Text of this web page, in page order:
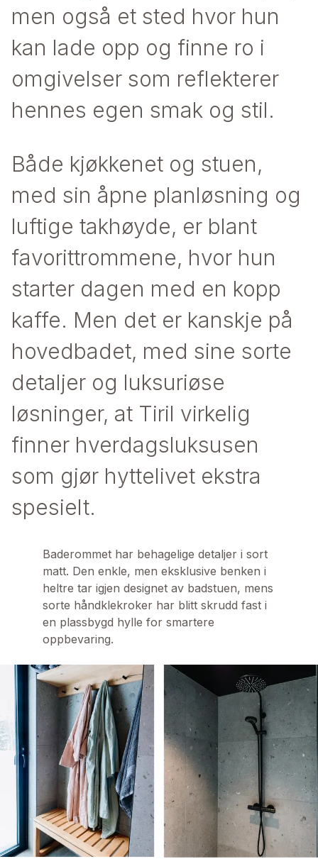
men også et sted hvor hun
kan lade opp og finne ro i
omgivelser som reflekterer
hennes egen smak og stil.
Både kjøkkenet og stuen,
med sin åpne planløsning og
luftige takhøyde, er blant
favorittrommene, hvor hun
starter dagen med en kopp
kaffe. Men det er kanskje på
hovedbadet, med sine sorte
detaljer og luksuriøse
løsninger, at Tiril virkelig
finner hverdagsluksusen
som gjør hyttelivet ekstra
spesielt.
Baderommet har behagelige detaljer i sort
matt. Den enkle, men eksklusive benken i
heltre tar igjen designet av badstuen, mens
sorte håndklekroker har blitt skrudd fast i
en plassbygd hylle for smartere
oppbevaring.